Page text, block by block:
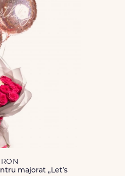
majorat „Let’s